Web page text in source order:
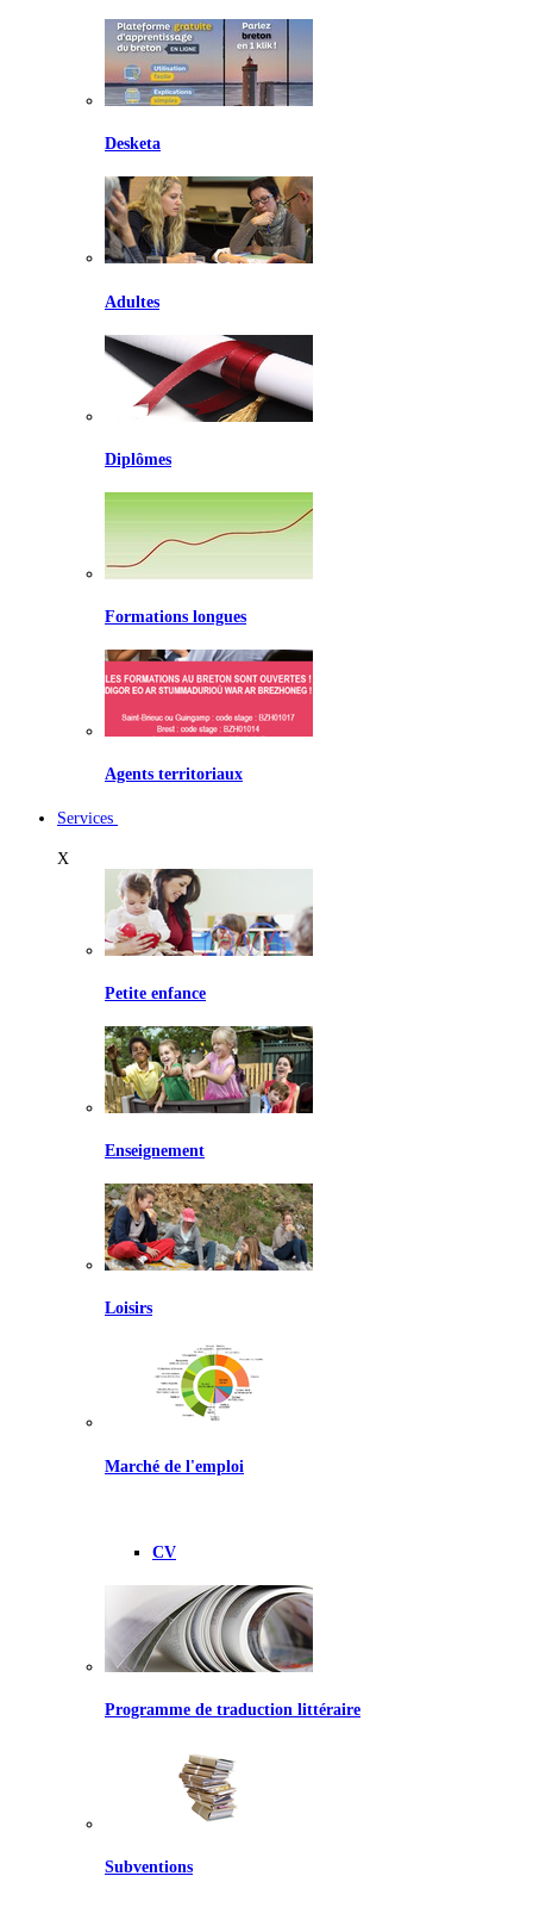
Desketa
Adultes
Diplômes
Formations longues
Agents territoriaux
Services
X
Petite enfance
Enseignement
Loisirs
Marché de l'emploi
CV
Programme de traduction littéraire
Subventions